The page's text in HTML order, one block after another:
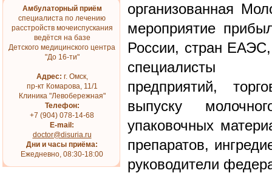
Амбулаторный приём
специалиста по лечению
расстройств мочеиспускания
ведётся на базе
Детского медицинского центра
"До 16-ти"
Адрес: г. Омск,
пр-кт Комарова, 11/1
Клиника "Левобережная"
Телефон:
+7 (904) 078-14-68
E-mail:
doctor@disuria.ru
Дни и часы приёма:
Ежедневно, 08:30-18:00
организованная
мероприятие
России, стран
специалисты
предприятий,
выпуску
упаковочных
препаратов,
руководители